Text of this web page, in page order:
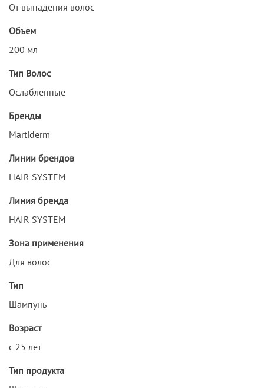
От выпадения волос
Объем
200 мл
Тип Волос
Ослабленные
Бренды
Martiderm
Линии брендов
HAIR SYSTEM
Линия бренда
HAIR SYSTEM
Зона применения
Для волос
Тип
Шампунь
Возраст
с 25 лет
Тип продукта